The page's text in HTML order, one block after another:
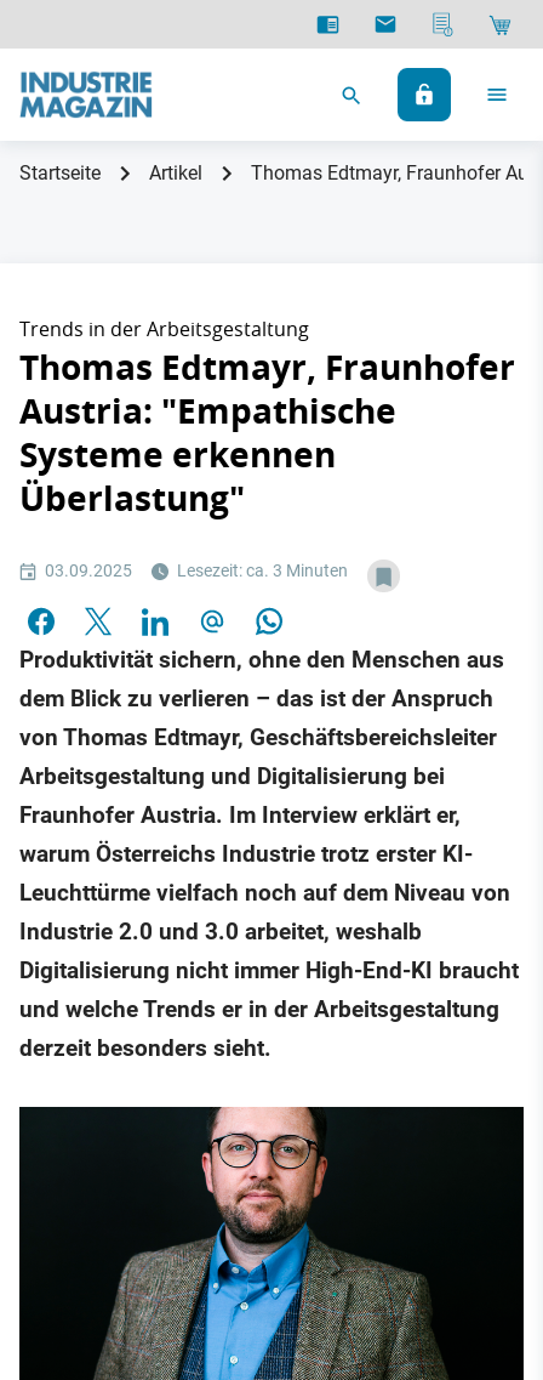
Startseite Artikel Thomas Edtmayr, Fraunhofer
Trends in der Arbeitsgestaltung
Thomas Edtmayr, Fraunhofer
Austria: "Empathische
Systeme erkennen
Überlastung"
03.09.2025 Lesezeit: ca. 3 Minuten
Produktivität sichern, ohne den Menschen aus
dem Blick zu verlieren – das ist der Anspruch
von Thomas Edtmayr, Geschäftsbereichsleiter
Arbeitsgestaltung und Digitalisierung bei
Fraunhofer Austria. Im Interview erklärt er,
warum Österreichs Industrie trotz erster KI-
Leuchttürme vielfach noch auf dem Niveau von
Industrie 2.0 und 3.0 arbeitet, weshalb
Digitalisierung nicht immer High-End-KI braucht
und welche Trends er in der Arbeitsgestaltung
derzeit besonders sieht.